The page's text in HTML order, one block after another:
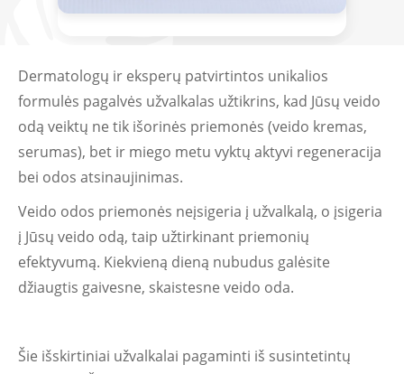
Dermatologų ir eksperų patvirtintos unikalios
formulės pagalvės užvalkalas užtikrins, kad Jūsų veido
odą veiktų ne tik išorinės priemonės (veido kremas,
serumas), bet ir miego metu vyktų aktyvi regeneracija
bei odos atsinaujinimas.
Veido odos priemonės neįsigeria į užvalkalą, o įsigeria
į Jūsų veido odą, taip užtirkinant priemonių
efektyvumą. Kiekvieną dieną nubudus galėsite
džiaugtis gaivesne, skaistesne veido oda.
Šie išskirtiniai užvalkalai pagaminti iš susintetintų